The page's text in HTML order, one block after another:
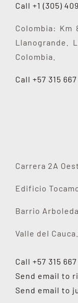
Call +1 (305)
Colombia: Km
Llanogrande.
Colombia.
Call +57 315
Carrera 2A
Edificio
Barrio Arboleda.
Valle del
Call +57 315
Send email to
Send email to